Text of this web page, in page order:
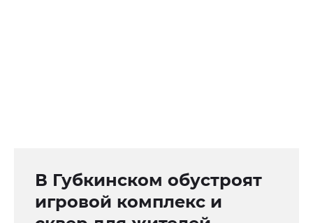
В Губкинском обустроят
игровой комплекс и